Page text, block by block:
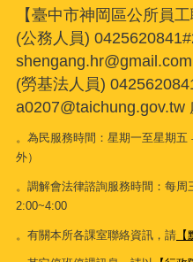
【臺中市神岡區公所員
(公務人員)
(勞基法人員)
a0207@taichung.gov.tw
。為民服務時間：星期一至星期
外）
。調解會法律諮詢服務時間：每
2:00~4:00
。有關本所各課室聯絡資訊，請【